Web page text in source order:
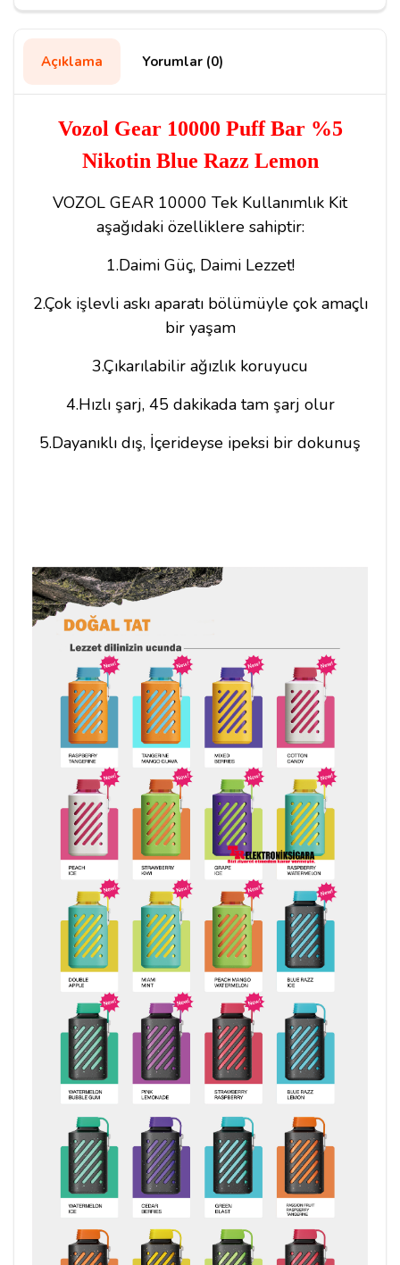
Açıklama Yorumlar (0)
Vozol Gear 10000 Puff Bar %5
Nikotin Blue Razz Lemon
VOZOL GEAR 10000 Tek Kullanımlık Kit
aşağıdaki özelliklere sahiptir:
1.Daimi Güç, Daimi Lezzet!
2.Çok işlevli askı aparatı bölümüyle çok amaçlı
bir yaşam
3.Çıkarılabilir ağızlık koruyucu
4.Hızlı şarj, 45 dakikada tam şarj olur
5.Dayanıklı dış, İçerideyse ipeksi bir dokunuş